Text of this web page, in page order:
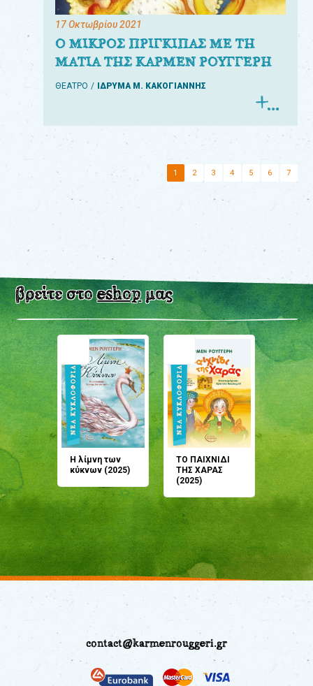
17 Οκτωβρίου 2021
Ο ΜΙΚΡΟΣ ΠΡΙΓΚΙΠΑΣ ΜΕ ΤΗ
ΜΑΤΙΑ ΤΗΣ ΚΑΡΜΕΝ ΡΟΥΓΓΕΡΗ
ΘΕΑΤΡΟ ΙΔΡΥΜΑ Μ. ΚΑΚΟΓΙΑΝΝΗΣ
1 2 3 4 5 6 7
βρείτε στοeshopμας
Η λίμνη των
κύκνων (2025)
ΤΟ ΠΑΙΧΝΙΔΙ
ΤΗΣ ΧΑΡΑΣ
(2025)
μου;
(2024)
contact@karmenrouggeri.gr